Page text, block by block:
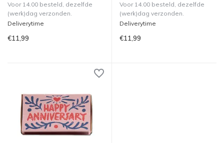
Voor 14.00 besteld, dezelfde
(werk)dag verzonden.
Deliverytime
€11,99
Voor 14.00 besteld, dezelfde
(werk)dag verzonden.
Deliverytime
€11,99